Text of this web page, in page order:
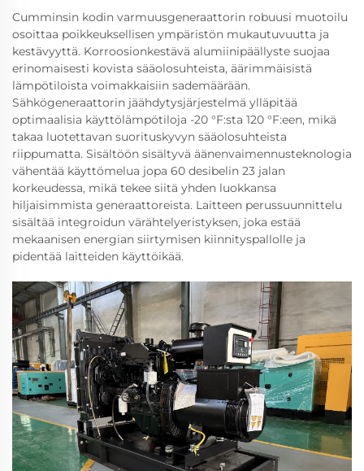
Cumminsin kodin varmuusgeneraattorin robuusi muotoilu
osoittaa poikkeuksellisen ympäristön mukautuvuutta ja
kestävyyttä. Korroosionkestävä alumiinipäällyste suojaa
erinomaisesti kovista sääolosuhteista, äärimmäisistä
lämpötiloista voimakkaisiin sademäärään.
Sähkögeneraattorin jäähdytysjärjestelmä ylläpitää
optimaalisia käyttölämpötiloja -20 °F:sta 120 °F:een, mikä
takaa luotettavan suorituskyvyn sääolosuhteista
riippumatta. Sisältöön sisältyvä äänenvaimennusteknologia
vähentää käyttömelua jopa 60 desibelin 23 jalan
korkeudessa, mikä tekee siitä yhden luokkansa
hiljaisimmista generaattoreista. Laitteen perussuunnittelu
sisältää integroidun värähtelyeristyksen, joka estää
mekaanisen energian siirtymisen kiinnityspallolle ja
pidentää laitteiden käyttöikää.